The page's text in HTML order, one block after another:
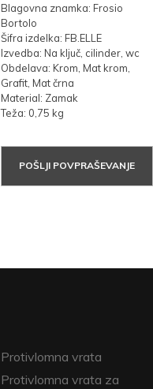
Blagovna znamka: Frosio
Bortolo
Šifra izdelka: FB.ELLE
Izvedba: Na ključ, cilinder, wc
Obdelava: Krom, Mat krom,
Grafit, Mat črna
Material: Zamak
Teža: 0,75 kg
POŠLJI POVPRAŠEVANJE
Protivlomna vrata
Protivlomna vrata za